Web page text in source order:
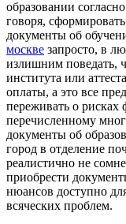
образовании
говоря,
документы об
москве запросто, в
излишним поведать,
института или
оплаты, а это все
переживать о рисках
перечисленному
документы об
город в отделение
реалистично не
приобрести
нюансов доступно
всяческих проблем.